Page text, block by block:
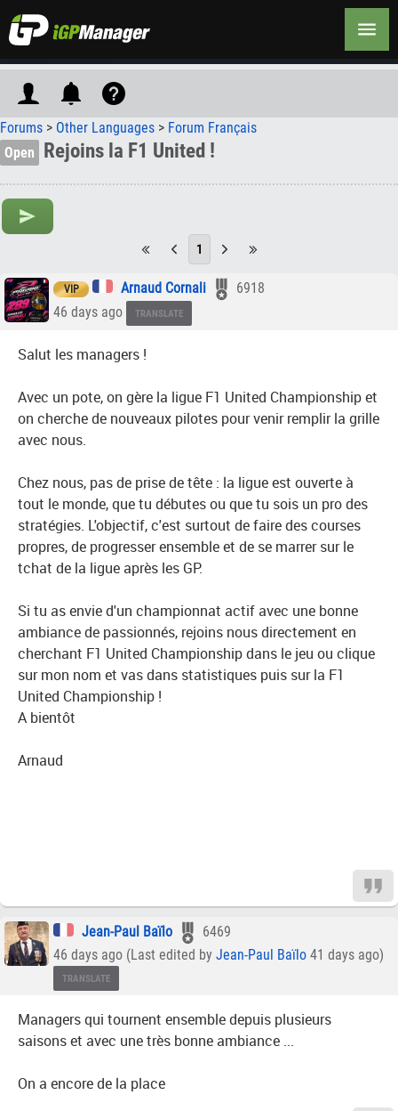
Forums > Other Languages > Forum Français
Open
Rejoins la F1 United !
1
VIP Arnaud Cornali
6918
46 days ago
TRANSLATE
Salut les managers !
Avec un pote, on gère la ligue F1 United Championship et
on cherche de nouveaux pilotes pour venir remplir la grille
avec nous.
Chez nous, pas de prise de tête : la ligue est ouverte à
tout le monde, que tu débutes ou que tu sois un pro des
stratégies. L'objectif, c'est surtout de faire des courses
propres, de progresser ensemble et de se marrer sur le
tchat de la ligue après les GP.
Si tu as envie d'un championnat actif avec une bonne
ambiance de passionnés, rejoins nous directement en
cherchant F1 United Championship dans le jeu ou clique
sur mon nom et vas dans statistiques puis sur la F1
United Championship !
A bientôt
Arnaud
Jean-Paul Baïlo
6469
46 days ago (Last edited by Jean-Paul Baïlo 41 days ago)
TRANSLATE
Managers qui tournent ensemble depuis plusieurs
saisons et avec une très bonne ambiance ...
On a encore de la place